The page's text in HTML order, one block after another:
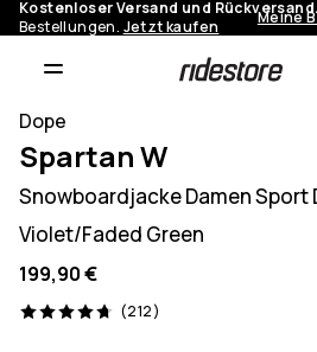
Kostenloser Versand und Rückversand.
Bestellungen. Jetzt kaufen Meine
Dope
Spartan W
Snowboardjacke Damen Sport
Violet/Faded Green
199,90 €
(212)
212 Reviews, 4.7/5